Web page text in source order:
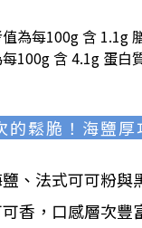
為每100g 含 1.1g
100g 含 4.1g 蛋白
的鬆脆！海鹽厚
、法式可可粉與
香，口感層次豐